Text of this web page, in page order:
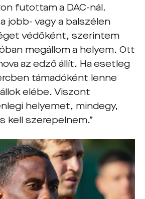
futottam a DAC-nál.
jobb- vagy a balszélen
védőként, szerintem
megállom a helyem. Ott
az edző állít. Ha esetleg
támadóként lenne
elébe. Viszont
helyemet, mindegy,
kell szerepelnem.”